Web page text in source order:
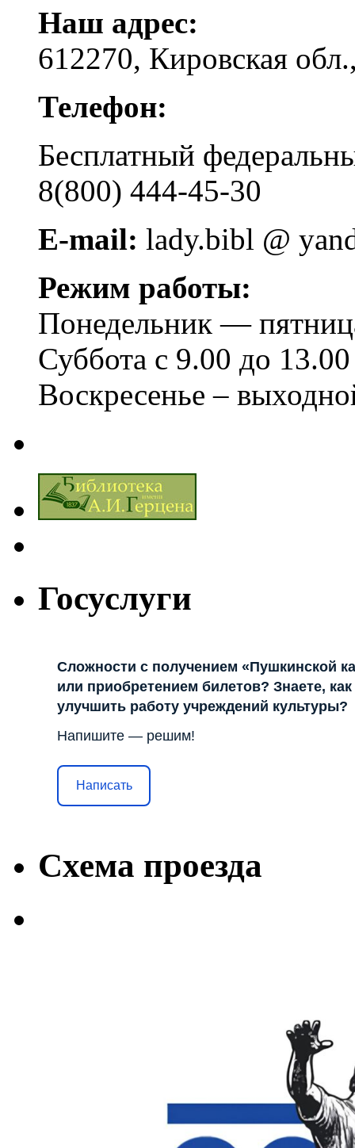
Наш адрес:
612270, Кировская
Телефон:
Бесплатный
8(800) 444-45-30
E-mail: lady.bibl @
Режим работы:
Понедельник —
Суббота с 9.00 до 13.00
Воскресенье –
Госуслуги
Сложности с получением «Пушкинской
или приобретением билетов? Знаете, как
улучшить работу учреждений культуры?
Напишите — решим!
Написать
Схема проезда